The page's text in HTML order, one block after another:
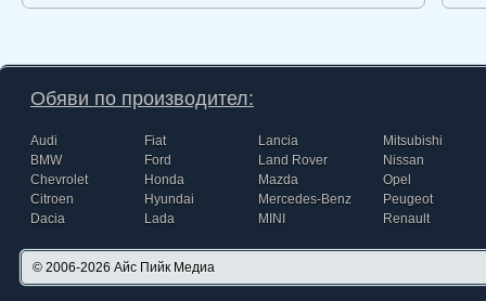
Обяви по производител:
Audi
BMW
Chevrolet
Citroen
Dacia
Fiat
Ford
Honda
Hyundai
Lada
Lancia
Land Rover
Mazda
Mercedes-Benz
MINI
Mitsubishi
Nissan
Opel
Peugeot
Renault
© 2006-2026 Айс Пийк Медиа